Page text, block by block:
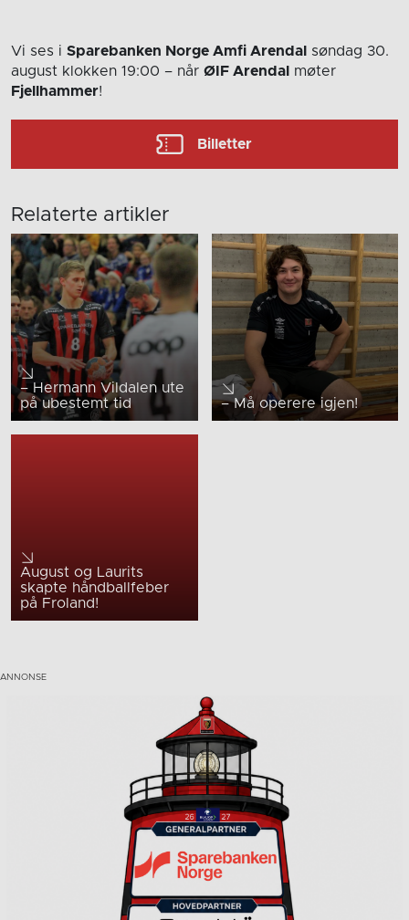
Vi ses i Sparebanken Norge Amfi Arendal
søndag 30.
august klokken 19:00 – når ØIF Arendal
møter
Fjellhammer!
Billetter
Relaterte artikler
– Hermann Vildalen ute
på ubestemt tid
– Må operere igjen!
August og Laurits
skapte håndballfeber
på Froland!